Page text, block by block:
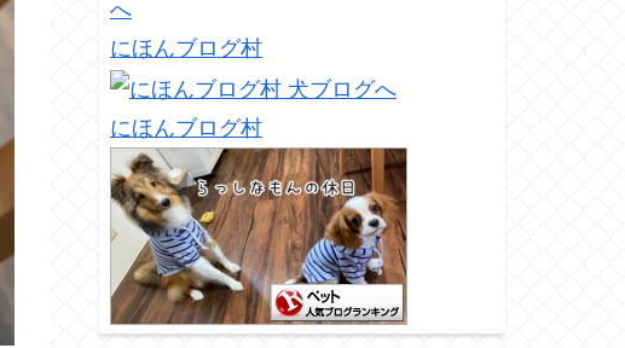
にほんブログ村
にほんブログ村